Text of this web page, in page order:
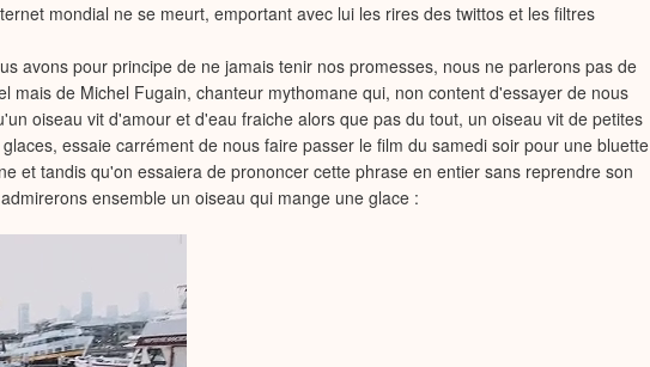
mondial ne se meurt, emportant avec lui les rires des twittos et les filtres
avons pour principe de ne jamais tenir nos promesses, nous ne parlerons pas de
mais de Michel Fugain, chanteur mythomane qui, non content d'essayer de nous
oiseau vit d'amour et d'eau fraiche alors que pas du tout, un oiseau vit de petites
essaie carrément de nous faire passer le film du samedi soir pour une bluette
et tandis qu'on essaiera de prononcer cette phrase en entier sans reprendre son
ensemble un oiseau qui mange une glace :